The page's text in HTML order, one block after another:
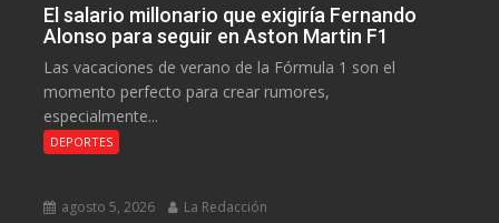
El salario millonario que exigiría Fernando
Alonso para seguir en Aston Martin F1
Las vacaciones de verano de la Fórmula 1 son el
momento perfecto para crear rumores,
especialmente...
DEPORTES
agosto 5, 2026 La Redacción